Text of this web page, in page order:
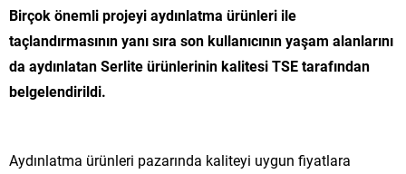
Birçok önemli projeyi aydınlatma ürünleri ile
taçlandırmasının yanı sıra son kullanıcının yaşam alanlarını
da aydınlatan Serlite ürünlerinin kalitesi TSE tarafından
belgelendirildi.
Aydınlatma ürünleri pazarında kaliteyi uygun fiyatlara